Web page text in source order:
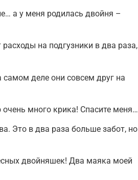
а у меня родилась двойня –
на подгузники в два раза,
деле они совсем друг на
много крика! Спасите меня…
Это в два раза больше забот, но
двойняшек! Два маяка моей